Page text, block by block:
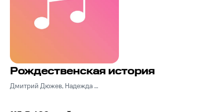
Рождественская история
Дмитрий Дюжев, Надежда Мельянцева